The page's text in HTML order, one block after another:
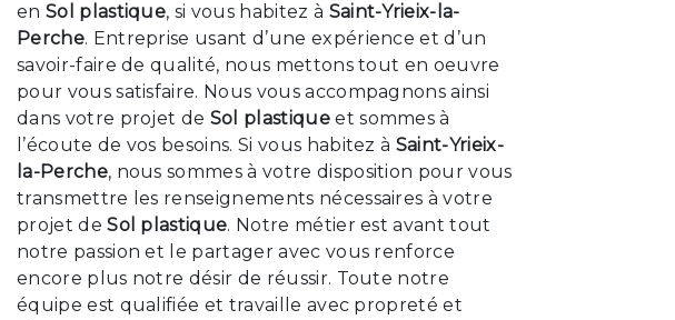
en Sol plastique, si vous habitez à Saint-Yrieix-la-
Perche. Entreprise usant d’une expérience et d’un
savoir-faire de qualité, nous mettons tout en oeuvre
pour vous satisfaire. Nous vous accompagnons ainsi
dans votre projet de Sol plastiqueet sommes à
l’écoute de vos besoins. Si vous habitez à Saint-Yrieix-
la-Perche, nous sommes à votre disposition pour vous
transmettre les renseignements nécessaires à votre
projet deSol plastique. Notre métier est avant tout
notre passion et le partager avec vous renforce
encore plus notre désir de réussir. Toute notre
équipe est qualifiée et travaille avec propreté et